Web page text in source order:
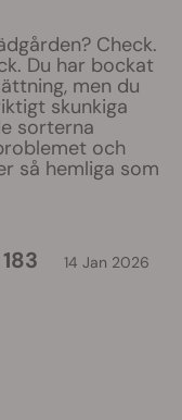
Check.
Du har bockat
men du
skunkiga
sorterna
och
så hemliga som
183 14 Jan 2026